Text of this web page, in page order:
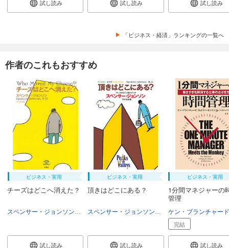
試し読み 試し読み 試し読み
「ビジネス・経済」ランキングの一覧へ
作者のこれもおすすめ
ビジネス・実用
チーズはどこへ消えた？
門田美鈴
試し読み
ビジネス・実用
頂きはどこにある？
門田美鈴
試し読み
ビジネス・実用
1分間マネジャーの
管理
ケン・ブランチャード
完結
試し読み